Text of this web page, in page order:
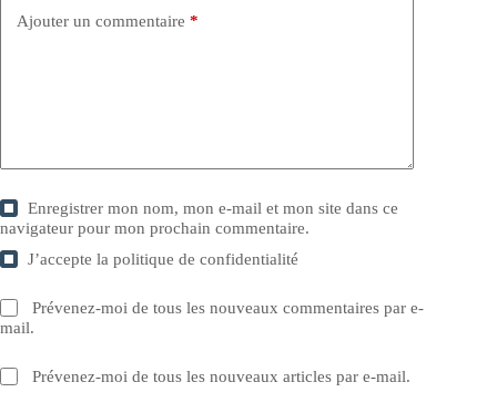
Ajouter un commentaire *
Enregistrer mon nom, mon e-mail et mon site dans ce
navigateur pour mon prochain commentaire.
J’accepte lapolitique de confidentialité
Prévenez-moi de tous les nouveaux commentaires par e-
mail.
Prévenez-moi de tous les nouveaux articles par e-mail.